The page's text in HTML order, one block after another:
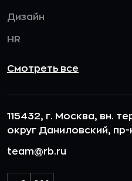
Дизайн
HR
Смотреть все
115432, г. Москва, вн.
округ Даниловский,
team@rb.ru